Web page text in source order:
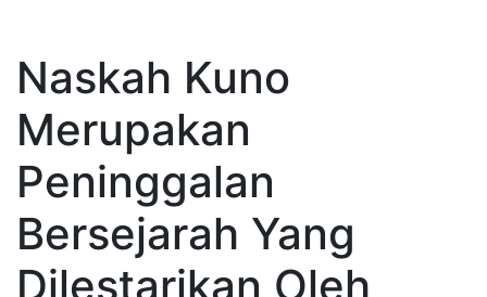
Naskah Kuno
Merupakan
Peninggalan
Bersejarah Yang
Dilestarikan Oleh